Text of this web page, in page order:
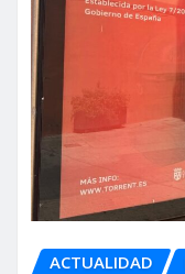
ACTUALIDAD